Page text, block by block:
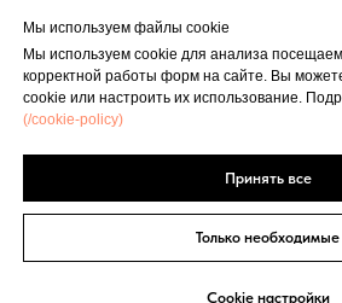
Мы используем файлы cookie
Мы используем cookie для анализа
корректной работы форм на сайте. Вы
cookie или настроить их использование.
(/cookie-policy)
Принять все
Только необходимые
Cookie настройки
⭐ Оставить отзыв
Политика конфиденциальности